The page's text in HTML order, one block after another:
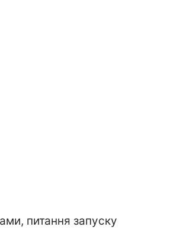
питання запуску